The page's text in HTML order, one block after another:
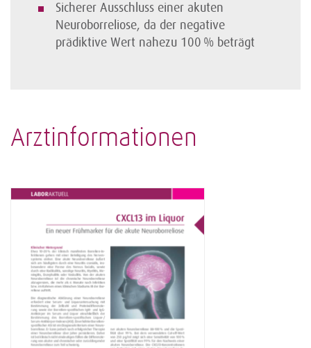
Sicherer Ausschluss einer akuten
Neuroborreliose, da der negative
prädiktive Wert nahezu 100 % beträgt
Arztinformationen